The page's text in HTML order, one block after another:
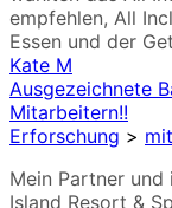
empfehlen, All
Essen und der
Kate M
Ausgezeichnete
Mitarbeitern!!
Erforschung >
Mein Partner und
Island Resort &